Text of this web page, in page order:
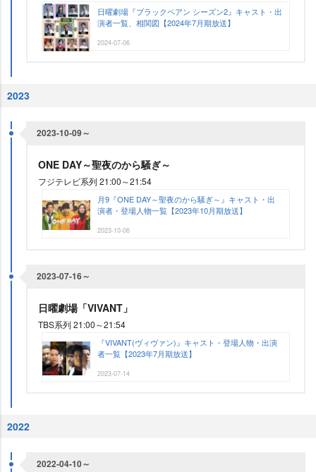
日曜劇場『ブラックペアン シーズン2』キャスト・出
演者一覧、相関図【2024年7月期放送】
2024-07-06
2023
2023-10-09～
ONE DAY～聖夜のから騒ぎ～
フジテレビ系列 21:00～21:54
月9『ONE DAY～聖夜のから騒ぎ～』キャスト・出
演者・登場人物一覧【2023年10月期放送】
2023-10-06
2023-07-16～
日曜劇場「VIVANT」
TBS系列 21:00～21:54
『VIVANT(ヴィヴァン)』キャスト・登場人物・出演
者一覧【2023年7月期放送】
2023-07-14
2022
2022-04-10～